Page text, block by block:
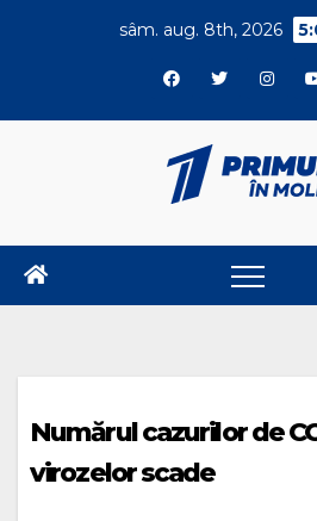
sâm. aug. 8th, 2026
Numărul cazurilor de
virozelor scade